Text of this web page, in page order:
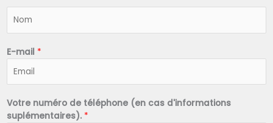
*
E-mail *
Votre numéro de téléphone (en cas d'informations
suplémentaires). *